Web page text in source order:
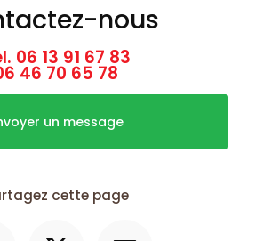
nous
06 13 91 67 83
46 70 65 78
un message
cette page